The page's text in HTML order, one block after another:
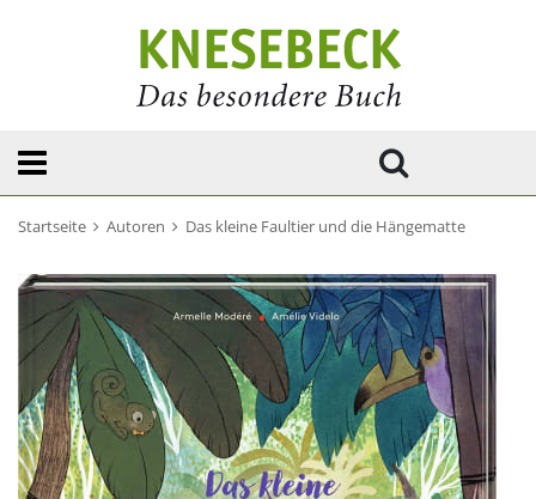
Startseite Autoren Das kleine Faultier und die Hängematte